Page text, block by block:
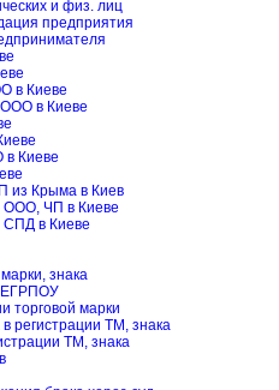
и физ. лиц
предприятия
в Киеве
в Киеве
Киеве
из Крыма в Киев
ООО, ЧП в Киеве
СПД в Киеве
знака
ЕГРПОУ
торговой марки
регистрации ТМ, знака
ТМ, знака